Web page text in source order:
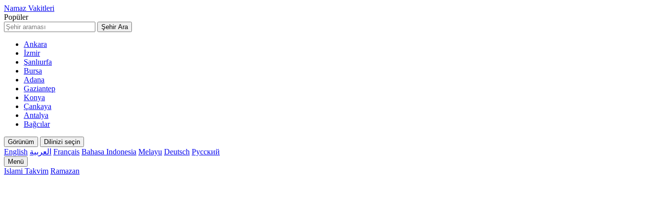
Namaz Vakitleri
Popüler
Şehir Ara
Ankara
İzmir
Şanlıurfa
Bursa
Adana
Gaziantep
Konya
Çankaya
Antalya
Bağcılar
Görünüm Dilinizi seçin
English العربية Français Bahasa Indonesia Melayu Deutsch Русский
Menü
Islami Takvim Ramazan